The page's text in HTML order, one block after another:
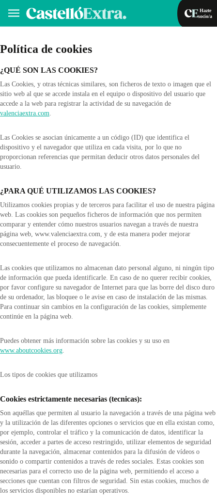
Hazte
socio/a
Política de cookies
¿QUÉ SON LAS COOKIES?
Las Cookies, y otras técnicas similares, son ficheros de texto o imagen que el
sitio web al que se accede instala en el equipo o dispositivo del usuario que
accede a la web para registrar la actividad de su navegación de
valenciaextra.com.
Las Cookies se asocian únicamente a un código (ID) que identifica el
dispositivo y el navegador que utiliza en cada visita, por lo que no
proporcionan referencias que permitan deducir otros datos personales del
usuario.
¿PARA QUÉ UTILIZAMOS LAS COOKIES?
Utilizamos cookies propias y de terceros para facilitar el uso de nuestra página
web. Las cookies son pequeños ficheros de información que nos permiten
comparar y entender cómo nuestros usuarios navegan a través de nuestra
página web, www.valenciaextra.com, y de esta manera poder mejorar
consecuentemente el proceso de navegación.
Las cookies que utilizamos no almacenan dato personal alguno, ni ningún tipo
de información que pueda identificarle. En caso de no querer recibir cookies,
por favor configure su navegador de Internet para que las borre del disco duro
de su ordenador, las bloquee o le avise en caso de instalación de las mismas.
Para continuar sin cambios en la configuración de las cookies, simplemente
continúe en la página web.
Puedes obtener más información sobre las cookies y su uso en
www.aboutcookies.org.
Los tipos de cookies que utilizamos
Cookies estrictamente necesarias (tecnicas):
Son aquéllas que permiten al usuario la navegación a través de una página web
y la utilización de las diferentes opciones o servicios que en ella existan como,
por ejemplo, controlar el tráfico y la comunicación de datos, identificar la
sesión, acceder a partes de acceso restringido, utilizar elementos de seguridad
durante la navegación, almacenar contenidos para la difusión de vídeos o
sonido o compartir contenidos a través de redes sociales. Estas cookies son
necesarias para el correcto uso de la página web, permitiendo el acceso a
secciones que cuentan con filtros de seguridad. Sin estas cookies, muchos de
los servicios disponibles no estarían operativos.